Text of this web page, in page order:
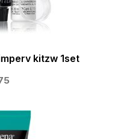
kitzw 1set